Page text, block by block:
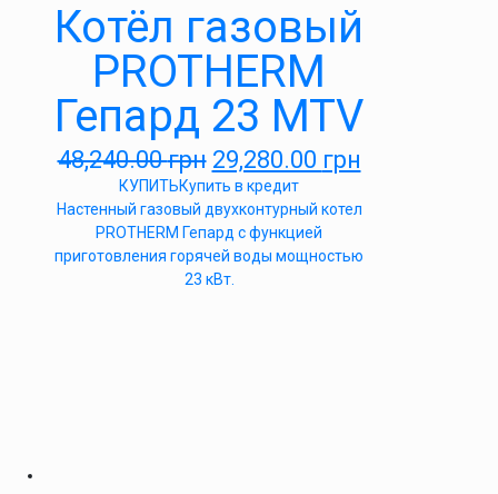
Котёл газовый
PROTHERM
Гепард 23 MTV
48,240.00грн 29,280.00 грн
КУПИТЬКупить в кредит
Настенный газовый двухконтурный котел
PROTHERM Гепард с функцией
приготовления горячей воды мощностью
23 кВт.